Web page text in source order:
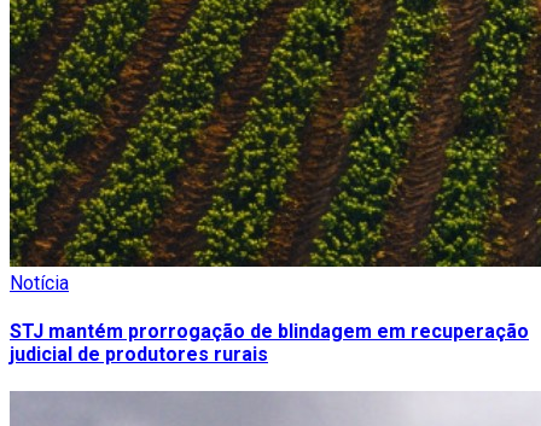
Notícia
STJ mantém prorrogação de blindagem em recuperação
judicial de produtores rurais